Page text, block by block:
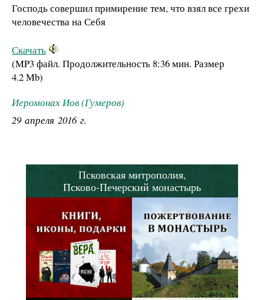
Господь совершил примирение тем, что взял все грехи
человечества на Себя
Скачать
(MP3 файл. Продолжительность 8:36 мин. Размер
4.2 Mb)
Иеромонах Иов (Гумеров)
29 апреля 2016 г.
Псковская митрополия,
Псково-Печерский монастырь